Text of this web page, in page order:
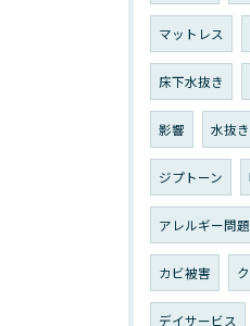
マットレス
床下水抜き
影響 水抜き
ジプトーン
アレルギー問題
カビ被害
デイサービス